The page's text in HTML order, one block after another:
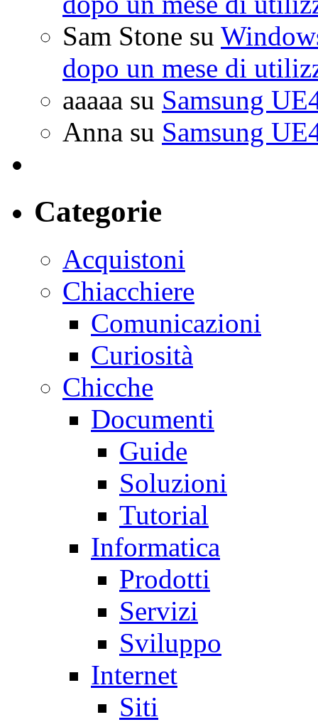
Sam Stone su
dopo un mese di
aaaaa su Samsung
Anna su Samsung
Categorie
Acquistoni
Chiacchiere
Comunicazioni
Curiosità
Chicche
Documenti
Guide
Soluzioni
Tutorial
Informatica
Prodotti
Servizi
Sviluppo
Internet
Siti